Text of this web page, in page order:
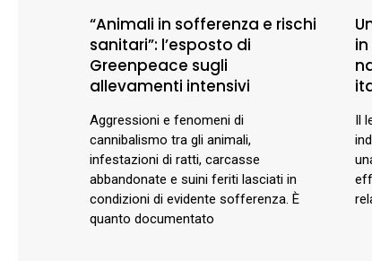
“Animali in sofferenza e rischi
sanitari”: l’esposto di
Greenpeace sugli
allevamenti intensivi
Aggressioni e fenomeni di
cannibalismo tra gli animali,
infestazioni di ratti, carcasse
abbandonate e suini feriti lasciati in
condizioni di evidente sofferenza. È
quanto documentato
Il